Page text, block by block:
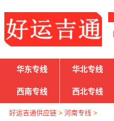
华东专线 华北专线
西南专线 西北专线
好运吉通供应链> 河南专线 >